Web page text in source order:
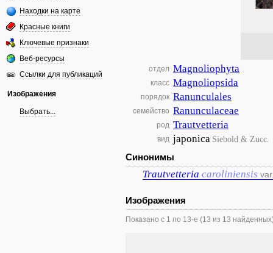
Находки на карте
Красные книги
Ключевые признаки
Веб-ресурсы
Ссылки для публикаций
Изображения
Выбрать...
отдел Magnoliophyta
класс Magnoliopsida
порядок Ranunculales
семейство Ranunculaceae
род Trautvetteria
вид japonica Siebold & Zucc.
Синонимы
Trautvetteria caroliniensis
Изображения
Показано с 1 по 13-е (13 из 13